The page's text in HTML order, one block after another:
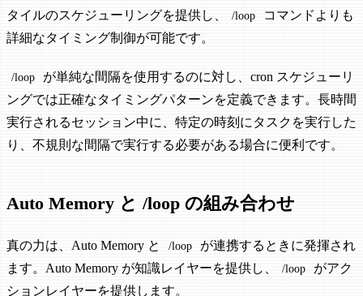
タイルのスケジューリングを提供し、
/loop
コマンドよりも
詳細なタイミング制御が可能です。
/loop
が単純な間隔を使用するのに対し、cron スケジューリ
ングでは正確なタイミングパターンを定義できます。長時間
実行されるセッション中に、特定の時刻にタスクを実行した
り、不規則な間隔で実行する必要がある場合に便利です。
Auto Memory と /loop の組み合わせ
真の力は、Auto Memory と /loop
が連携するときに発揮され
ます。Auto Memory が知識レイヤーを提供し、
/loop
がアク
ションレイヤーを提供します。